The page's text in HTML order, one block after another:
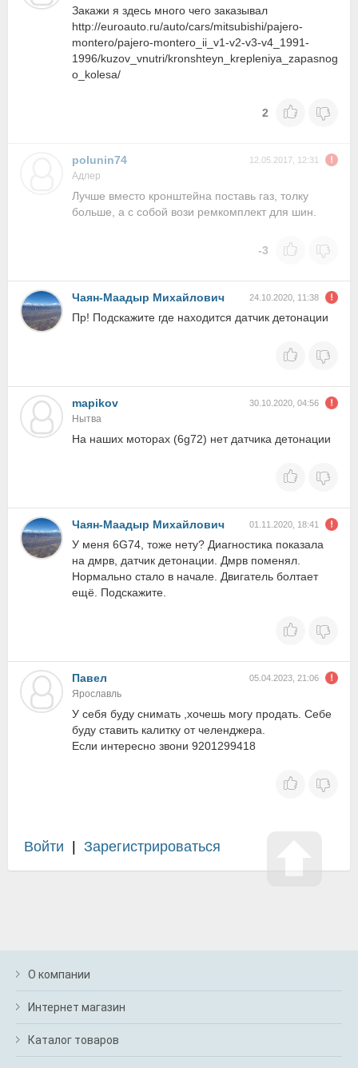
Закажи я здесь много чего заказывал
http://euroauto.ru/auto/cars/mitsubishi/pajero-
montero/pajero-montero_ii_v1-v2-v3-v4_1991-
1996/kuzov_vnutri/kronshteyn_krepleniya_zapasnog
o_kolesa/
2
polunin74 12.05.2017, 12:31
Адлер
Лучше вместо кронштейна поставь газ, толку
больше, а с собой вози ремкомплект для шин.
-3
Чаян-Маадыр Михайлович 24.10.2020, 11:38
Пр! Подскажите где находится датчик детонации
mapikov 30.10.2020, 04:56
Нытва
На наших моторах (6g72) нет датчика детонации
Чаян-Маадыр Михайлович 01.11.2020, 18:41
У меня 6G74, тоже нету? Диагностика показала
на дмрв, датчик детонации. Дмрв поменял.
Нормально стало в начале. Двигатель болтает
ещё. Подскажите.
Павел 05.04.2023, 21:06
Ярославль
У себя буду снимать ,хочешь могу продать. Себе
буду ставить калитку от челенджера.
Если интересно звони 9201299418
Войти Зарегистрироваться
О компании
Интернет магазин
Каталог товаров